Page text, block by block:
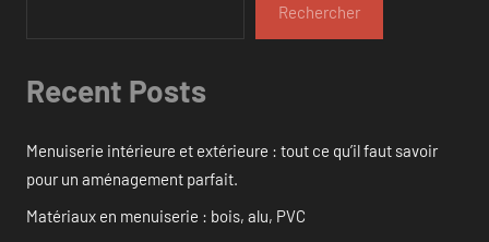
Rechercher
Recent Posts
Menuiserie intérieure et extérieure : tout ce qu’il faut savoir
pour un aménagement parfait.
Matériaux en menuiserie : bois, alu, PVC